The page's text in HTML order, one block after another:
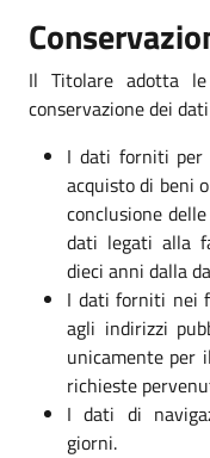
Il Titolare adotta
conservazione dei
I dati forniti per
acquisto di beni
conclusione
dati legati alla
dieci anni dalla
I dati forniti nei
agli indirizzi
unicamente per
richieste
I dati di
giorni.